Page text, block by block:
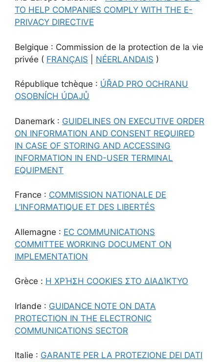
TO HELP COMPANIES COMPLY WITH THE E-
PRIVACY DIRECTIVE
Belgique : Commission de la protection de la vie
privée ( FRANÇAIS NÉERLANDAIS )
République tchèque : ÚŘAD PRO OCHRANU
OSOBNÍCH ÚDAJŮ
Danemark : GUIDELINES ON EXECUTIVE ORDER
ON INFORMATION AND CONSENT REQUIRED
IN CASE OF STORING AND ACCESSING
INFORMATION IN END-USER TERMINAL
EQUIPMENT
France : COMMISSION NATIONALE DE
L’INFORMATIQUE ET DES LIBERTÉS
Allemagne : EC COMMUNICATIONS
COMMITTEE WORKING DOCUMENT ON
IMPLEMENTATION
Grèce : Η ΧΡΉΣΗ COOKIES ΣΤΟ ΔΙΑΔΊΚΤΥΟ
Irlande : GUIDANCE NOTE ON DATA
PROTECTION IN THE ELECTRONIC
COMMUNICATIONS SECTOR
Italie : GARANTE PER LA PROTEZIONE DEI DATI